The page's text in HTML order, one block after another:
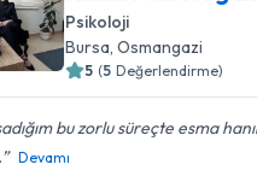
Psikoloji
Bursa, Osmangazi
5 (5 Değerlendirme)
bu zorlu süreçte esma
Devamı